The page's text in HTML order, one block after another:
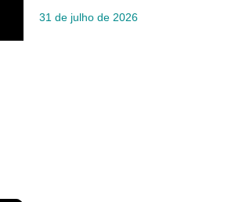
31 de julho de 2026